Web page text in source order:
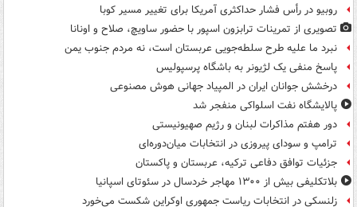
روبیو در رأس فشار حداکثری آمریکا برای تغییر مسیر کوبا
تصویری از تمرینات ترابزون اسپور با حضور ساویچ، صلاح و اونانا
نبرد ما علیه طرح سلطه‌جویی عربستان است، نه مردم جنوب یمن
پاسخ منفی یک لژیونر به باشگاه پرسپولیس
درخشش جوانان ایران در المپیاد جهانی هوش مصنوعی
پالایشگاه نفت اسلواکی منفجر شد
دور هفتم مذاکرات لبنان و رژیم صهیونیستی
ترامپ و سودای پیروزی در انتخابات میان‌دوره‌ای
جزئیات توافق دفاعی ترکیه، عربستان و پاکستان
بلاتکلیفی بیش از ۱۳۰۰ مهاجر خردسال در سئوتای اسپانیا
زلنسکی در انتخابات ریاست جمهوری اوکراین شکست می‌خورد